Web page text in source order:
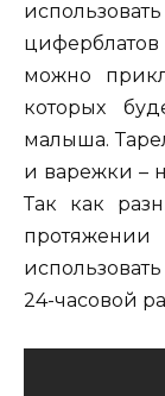
можно
которых
малыша.
и варежки –
Так как
24-часовой